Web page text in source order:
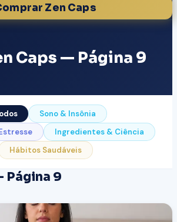
Zen Caps
Caps — Página 9
Sono & Insônia
Ingredientes & Ciência
Hábitos Saudáveis
9